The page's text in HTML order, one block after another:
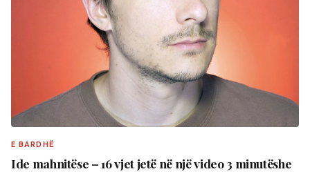
E BARDHË
Ide mahnitëse – 16 vjet jetë në një video 3 minutëshe